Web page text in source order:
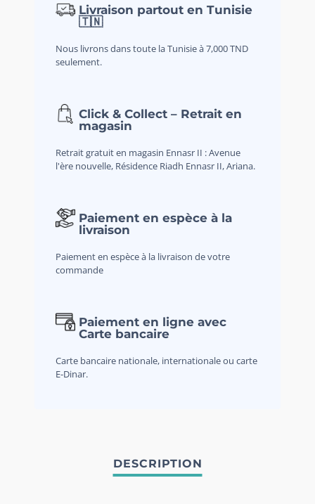
Livraison partout en Tunisie
🇹🇳
Nous livrons dans toute la Tunisie à 7,000 TND
seulement.
Click & Collect – Retrait en
magasin
Retrait gratuit en magasin Ennasr II : Avenue
l'ère nouvelle, Résidence Riadh Ennasr II, Ariana.
Paiement en espèce à la
livraison
Paiement en espèce à la livraison de votre
commande
Paiement en ligne avec
Carte bancaire
Carte bancaire nationale, internationale ou carte
E-Dinar.